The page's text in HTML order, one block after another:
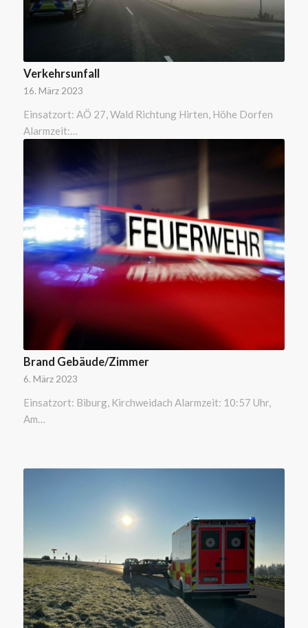
Verkehrsunfall
16. März 2023
Einsatzort: AÖ 27, Wald Richtung Hirten, Höhe Dorfen
Alarmzeit:…
Brand Gebäude/Zimmer
6. März 2023
Einsatzort: Biburg, Kirchweidach Alarmzeit: 10:57 Uhr,
Am…